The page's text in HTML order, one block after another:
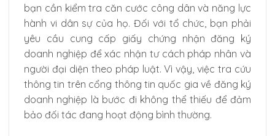
bạn cần kiểm tra căn cước công dân và năng lực
hành vi dân sự của họ. Đối với tổ chức, bạn phải
yêu cầu cung cấp giấy chứng nhận đăng ký
doanh nghiệp để xác nhận tư cách pháp nhân và
người đại diện theo pháp luật. Vì vậy, việc tra cứu
thông tin trên cổng thông tin quốc gia về đăng ký
doanh nghiệp là bước đi không thể thiếu để đảm
bảo đối tác đang hoạt động bình thường.